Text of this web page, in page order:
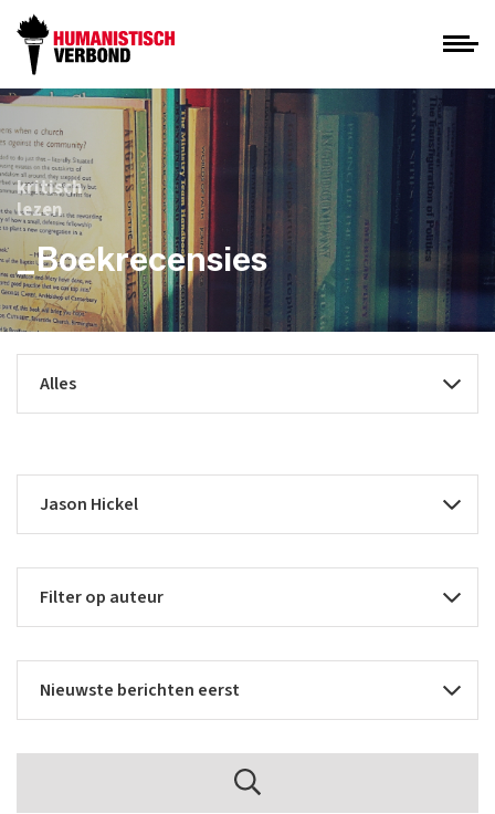
kritisch
lezen
_Boekrecensies